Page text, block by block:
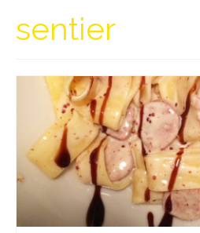
Première visite – A propos
Me contacter
AUTOUR DU MONDE
AFRIQUE
La Réunion
AMERIQUE DU SUD
sentier